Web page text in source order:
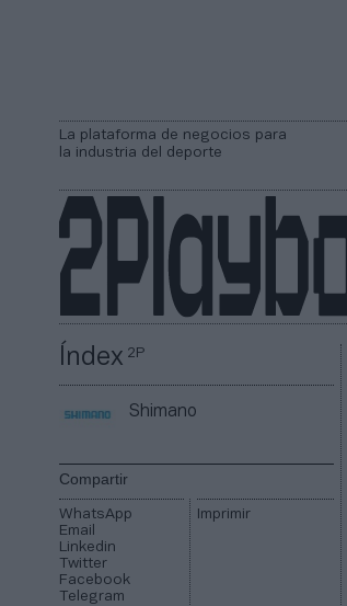
La plataforma de negocios para
la industria del deporte
Índex2P
Shimano
Compartir
WhatsApp
Email
Linkedin
Twitter
Facebook
Telegram
Imprimir